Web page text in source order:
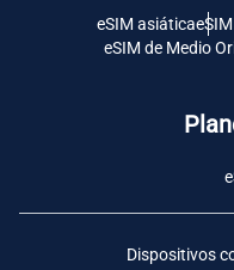
eSIM asiática
eSIM de Medio
Dispositivos